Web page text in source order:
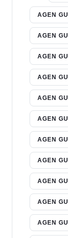
AGEN
AGEN
AGEN
AGEN
AGEN
AGEN
AGEN
AGEN
AGEN
AGEN
AGEN